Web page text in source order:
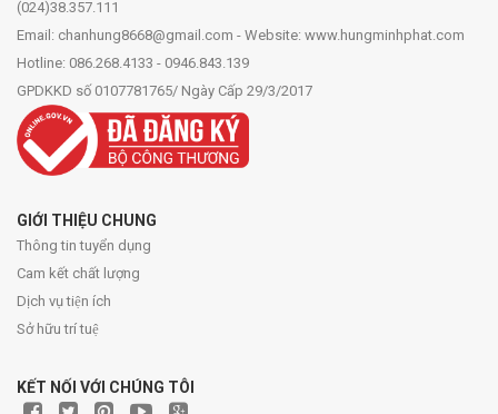
(024)38.357.111
Email: chanhung8668@gmail.com - Website: www.hungminhphat.com
Hotline: 086.268.4133 - 0946.843.139
GPDKKD số 0107781765/ Ngày Cấp 29/3/2017
GIỚI THIỆU CHUNG
Thông tin tuyển dụng
Cam kết chất lượng
Dịch vụ tiện ích
Sở hữu trí tuệ
KẾT NỐI VỚI CHÚNG TÔI